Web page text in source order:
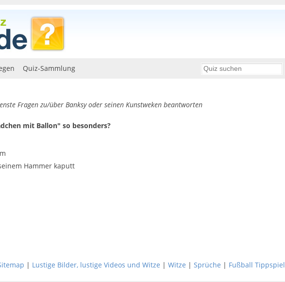
Quiz-Sammlung
Fragen zu/über Banksy oder seinen Kunstweken beantworten
mit Ballon" so besonders?
Hammer kaputt
| Lustige Bilder, lustige Videos und Witze | Witze | Sprüche | Fußball Tippspiel